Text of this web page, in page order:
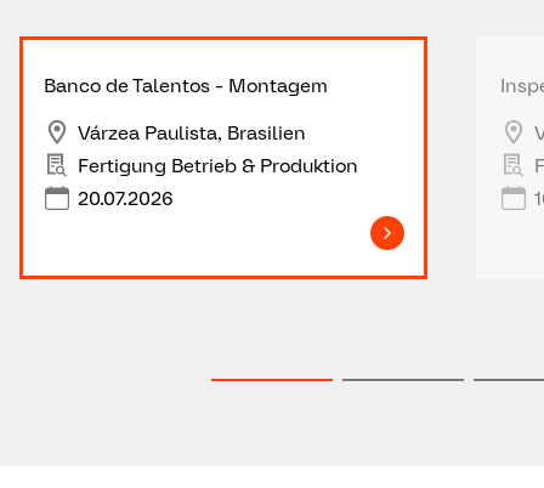
Banco de Talentos - Montagem
Várzea Paulista, Brasilien
Fertigung Betrieb & Produktion
20.07.2026